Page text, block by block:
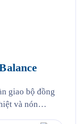
giao bộ đồng
và nón